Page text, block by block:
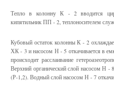
Тепло в колонну К - 2 вводится
кипятильник ПП - 2, теплоносителем
Кубовый остаток колонны К - 2
ХК - 3 и насосом Н - 5 откачивается в
происходит расслаивание
Верхний органический слой насосом Н -
(Р-1,2). Водный слой насосом Н - 7